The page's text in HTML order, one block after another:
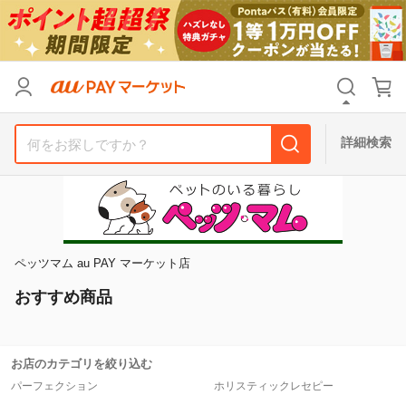
詳細検索
ペッツマム au PAY マーケット店
おすすめ商品
お店のカテゴリを絞り込む
パーフェクション
ホリスティックレセピー
支払い方法
Pontaパス特典対象すべて
キーワード
リセット
支払い方法
Pontaパス特典対象すべて
キーワード